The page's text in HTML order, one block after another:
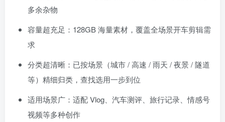
多余杂物
容量超充足：128GB 海量素材，覆盖全场景开车剪辑需
求
分类超清晰：已按场景（城市 / 高速 / 雨天 / 夜景 / 隧道
等）精细归类，查找选用一步到位
适用场景广：适配 Vlog、汽车测评、旅行记录、情感号
视频等多种创作